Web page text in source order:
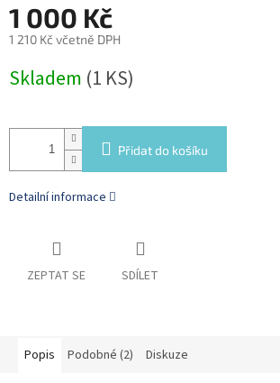
1 000 Kč
1 210 Kč včetně DPH
cena:
Skladem (1 KS)
Přidat do košíku
Detailní informace
ZEPTAT SE SDÍLET
Popis Podobné (2) Diskuze